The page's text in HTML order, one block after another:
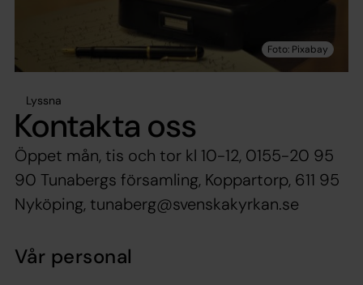
Lyssna
Kontakta oss
Öppet mån, tis och tor kl 10-12, 0155-20 95
90 Tunabergs församling, Koppartorp, 611 95
Nyköping, tunaberg@svenskakyrkan.se
Vår personal